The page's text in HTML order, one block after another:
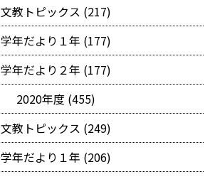
文教トピックス (217)
学年だより１年 (177)
学年だより２年 (177)
2020年度 (455)
文教トピックス (249)
学年だより１年 (206)